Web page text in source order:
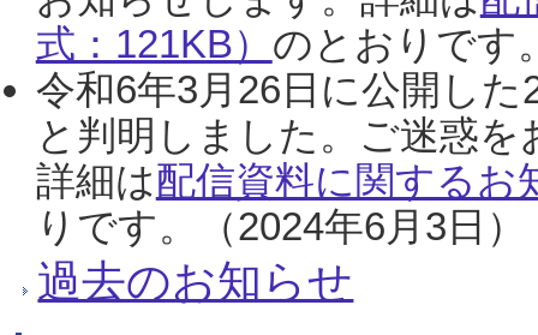
式：121KB） のとおりです
令和6年3月26日に公開し
と判明しました。ご迷惑
詳細は配信資料に関するお
りです。（2024年6月3日）
過去のお知らせ